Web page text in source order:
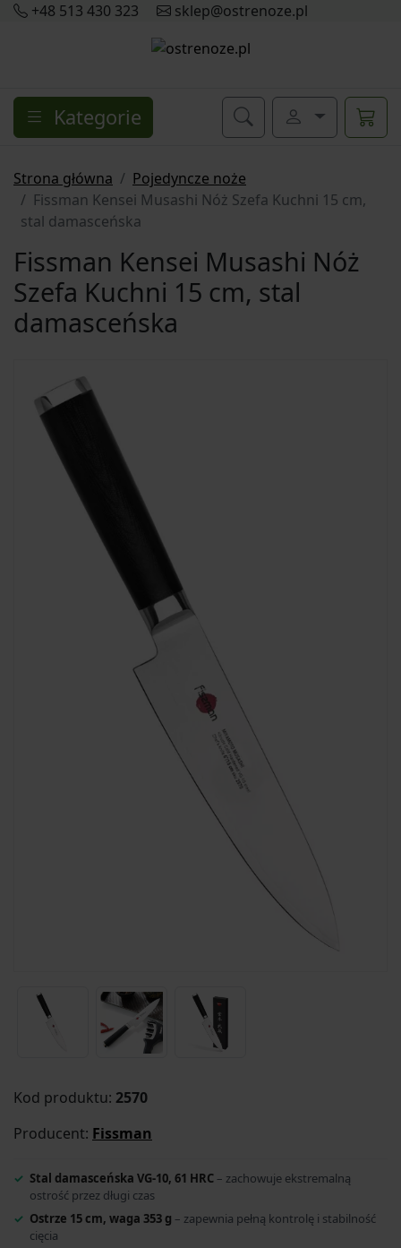
+48 513 430 323 sklep@ostrenoze.pl
Kategorie
Strona główna
Pojedyncze noże
Fissman Kensei Musashi Nóż Szefa Kuchni 15 cm,
stal damasceńska
Fissman Kensei Musashi Nóż
Szefa Kuchni 15 cm, stal
damasceńska
Kod produktu: 2570
Producent: Fissman
Stal damasceńska VG-10, 61 HRC – zachowuje ekstremalną
ostrość przez długi czas
Ostrze 15 cm, waga 353 g – zapewnia pełną kontrolę i stabilność
cięcia